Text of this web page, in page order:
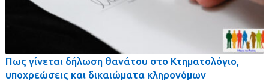
Πως γίνεται δήλωση θανάτου στο Κτηματολόγιο,
υποχρεώσεις και δικαιώματα κληρονόμων